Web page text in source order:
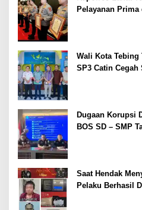
Pelayanan
Wali Kota
SP3 Catin Cegah
Dugaan Korupsi
BOS SD – SMP
Saat Hendak
Pelaku Berhasil